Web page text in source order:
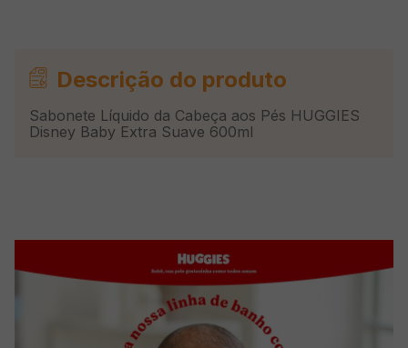
Descrição do produto
Sabonete Líquido da Cabeça aos Pés HUGGIES
Disney Baby Extra Suave 600ml